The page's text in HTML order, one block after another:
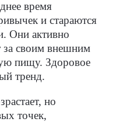
время
и стараются
Они активно
за своим внешним
пищу. Здоровое
тренд.
но
точек,